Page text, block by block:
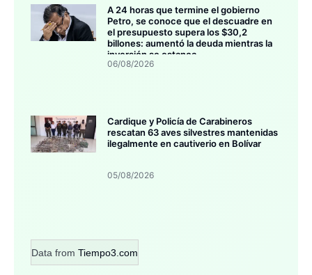
A 24 horas que termine el gobierno
Petro, se conoce que el descuadre en
el presupuesto supera los $30,2
billones: aumentó la deuda mientras la
inversión se estanca
06/08/2026
Cardique y Policía de Carabineros
rescatan 63 aves silvestres mantenidas
ilegalmente en cautiverio en Bolívar
05/08/2026
Data from Tiempo3.com